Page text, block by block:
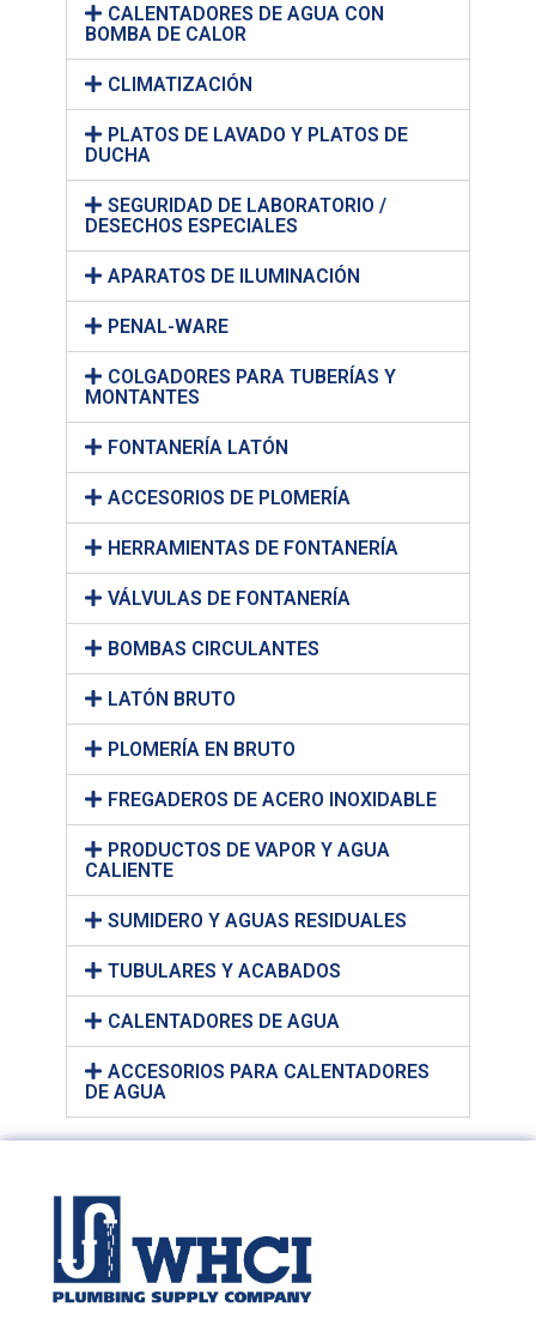
CALENTADORES DE AGUA CON
BOMBA DE CALOR
CLIMATIZACIÓN
PLATOS DE LAVADO Y PLATOS DE
DUCHA
SEGURIDAD DE LABORATORIO /
DESECHOS ESPECIALES
APARATOS DE ILUMINACIÓN
PENAL-WARE
COLGADORES PARA TUBERÍAS Y
MONTANTES
FONTANERÍA LATÓN
ACCESORIOS DE PLOMERÍA
HERRAMIENTAS DE FONTANERÍA
VÁLVULAS DE FONTANERÍA
BOMBAS CIRCULANTES
LATÓN BRUTO
PLOMERÍA EN BRUTO
FREGADEROS DE ACERO INOXIDABLE
PRODUCTOS DE VAPOR Y AGUA
CALIENTE
SUMIDERO Y AGUAS RESIDUALES
TUBULARES Y ACABADOS
CALENTADORES DE AGUA
ACCESORIOS PARA CALENTADORES
DE AGUA